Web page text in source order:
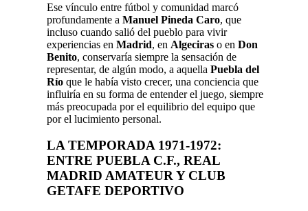
Ese vínculo entre fútbol y comunidad marcó
profundamente a Manuel Pineda Caro, que
incluso cuando salió del pueblo para vivir
experiencias en Madrid, en Algeciras o en Don
Benito, conservaría siempre la sensación de
representar, de algún modo, a aquella Puebla del
Río que le había visto crecer, una conciencia que
influiría en su forma de entender el juego, siempre
más preocupada por el equilibrio del equipo que
por el lucimiento personal.
LA TEMPORADA 1971-1972:
ENTRE PUEBLA C.F., REAL
MADRID AMATEUR Y CLUB
GETAFE DEPORTIVO